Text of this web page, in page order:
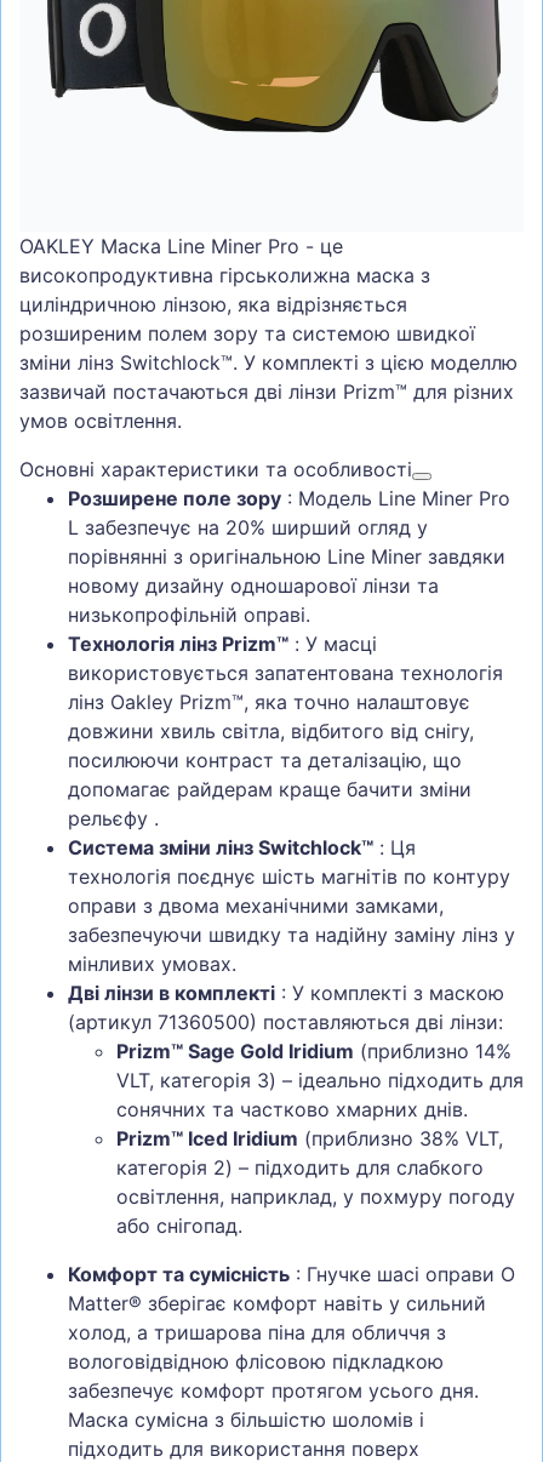
СУМКИ
ШОЛОМИ, ЗАХИСТ, ОКУЛЯРИ
БІГ, ФІТНЕС, М'ЯЧІ
ТЕНІС, БАДМІНТОН
ВОДНІ ВИДИ СПОРТУ
ТУРИЗМ
OAKLEY Маска Line Miner Pro - це
високопродуктивна гірськолижна маска з
циліндричною лінзою, яка відрізняється
розширеним полем зору та системою швидкої
зміни лінз Switchlock™. У комплекті з цією моделлю
зазвичай постачаються дві лінзи Prizm™ для різних
умов освітлення.
Основні характеристики та особливості
Розширене поле зору : Модель Line Miner Pro
L забезпечує на 20% ширший огляд у
порівнянні з оригінальною Line Miner завдяки
новому дизайну одношарової лінзи та
низькопрофільній оправі.
Технологія лінз Prizm™ : У масці
використовується запатентована технологія
лінз Oakley Prizm™, яка точно налаштовує
довжини хвиль світла, відбитого від снігу,
посилюючи контраст та деталізацію, що
допомагає райдерам краще бачити зміни
рельєфу .
Система зміни лінз Switchlock™ : Ця
технологія поєднує шість магнітів по контуру
оправи з двома механічними замками,
забезпечуючи швидку та надійну заміну лінз у
мінливих умовах.
Дві лінзи в комплекті : У комплекті з маскою
(артикул 71360500) поставляються дві лінзи:
Prizm™ Sage Gold Iridium (приблизно 14%
VLT, категорія 3) – ідеально підходить для
сонячних та частково хмарних днів.
Prizm™ Iced Iridium (приблизно 38% VLT,
категорія 2) – підходить для слабкого
освітлення, наприклад, у похмуру погоду
або снігопад.
Комфорт та сумісність : Гнучке шасі оправи O
Matter® зберігає комфорт навіть у сильний
холод, а тришарова піна для обличчя з
вологовідвідною флісовою підкладкою
забезпечує комфорт протягом усього дня.
Маска сумісна з більшістю шоломів і
підходить для використання поверх